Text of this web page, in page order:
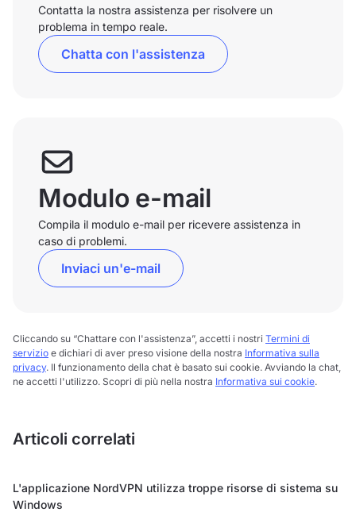
Contatta la nostra assistenza per risolvere un
problema in tempo reale.
Chatta con l'assistenza
Modulo e-mail
Compila il modulo e-mail per ricevere assistenza in
caso di problemi.
Inviaci un'e-mail
Cliccando su “Chattare con l'assistenza”, accetti i nostri Termini di
servizio e dichiari di aver preso visione della nostra Informativa sulla
privacy. Il funzionamento della chat è basato sui cookie. Avviando la chat,
ne accetti l'utilizzo. Scopri di più nella nostra Informativa sui cookie.
Articoli correlati
L'applicazione NordVPN utilizza troppe risorse di sistema su
Windows